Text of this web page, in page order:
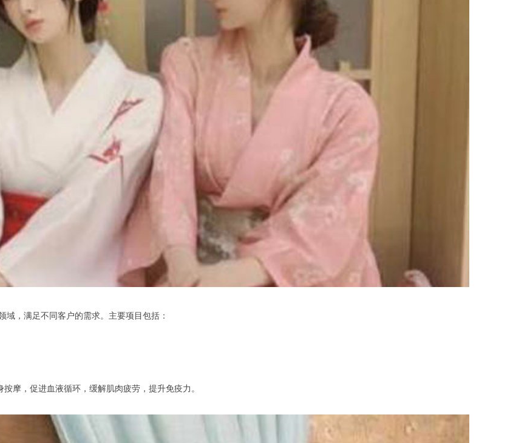
，满足不同客户的需求。主要项目包括：
，促进血液循环，缓解肌肉疲劳，提升免疫力。